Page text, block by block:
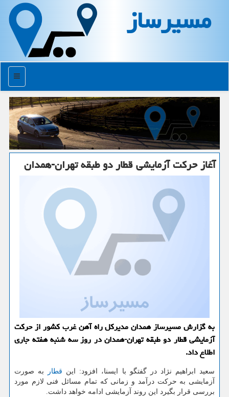
مسیرساز
منو
آغاز حركت آزمایشی قطار دو طبقه تهران-همدان
به گزارش مسیرساز همدان مدیركل راه آهن غرب كشور از حركت
آزمایشی قطار دو طبقه تهران-همدان در روز سه شنبه هفته جاری
اطلاع داد.
سعید ابراهیم نژاد در گفتگو با ایسنا، افزود: این قطار
به صورت
آزمایشی به حرکت درآمد و زمانی که تمام مسائل فنی لازم مورد
بررسی قرار بگیرد این روند آزمایشی ادامه خواهد داشت.